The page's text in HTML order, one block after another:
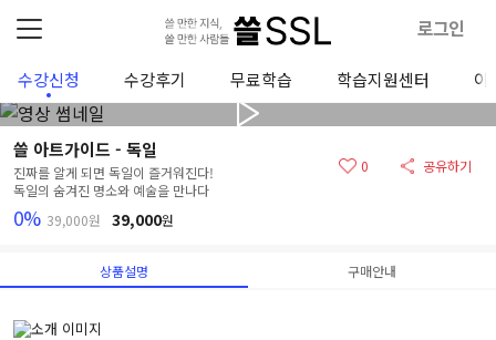
로그인
수강신청 수강후기 무료학습 학습지원센터 이
쓸 아트가이드 - 독일
진짜를 알게 되면 독일이 즐거워진다!
독일의 숨겨진 명소와 예술을 만나다
0% 39,000원 39,000원
0 공유하기
상품설명 구매안내